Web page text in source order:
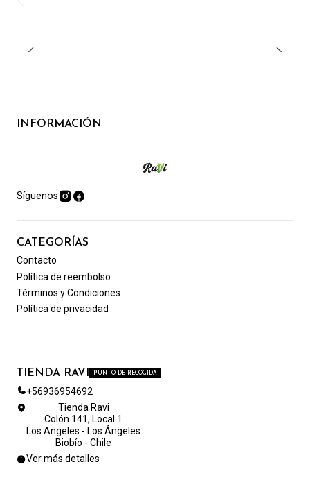
INFORMACIÓN
Síguenos
CATEGORÍAS
Contacto
Política de reembolso
Términos y Condiciones
Política de privacidad
TIENDA RAVI PUNTO DE RECOGIDA
+56936954692
Tienda Ravi
Colón 141, Local 1
Los Angeles - Los Ángeles
Biobío - Chile
Ver más detalles